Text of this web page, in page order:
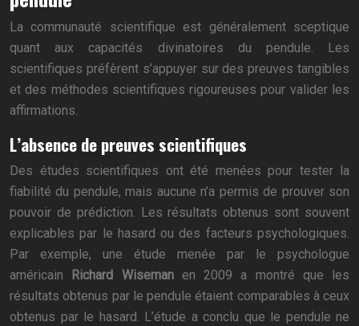
La communauté scientifique est généralement sceptique
quant aux capacités divinatoires du pendule. Les
scientifiques préfèrent s’appuyer sur des preuves tangibles
et des méthodes scientifiques rigoureuses pour valider les
affirmations.
L’absence de preuves scientifiques
Des études scientifiques ont été menées pour tester la
fiabilité du pendule, mais aucune n’a permis de prouver son
pouvoir de prédiction. Les résultats obtenus sont souvent
explicables par le hasard ou des facteurs psychologiques.
Par exemple, une étude menée par le psychologue
américain Richard Wiseman en 2009 a montré que les
résultats obtenus par le pendule étaient comparables à ceux
obtenus par le hasard. L’étude a conclu que le pendule ne